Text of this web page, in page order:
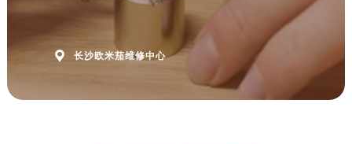
 长沙欧米茄维修中心